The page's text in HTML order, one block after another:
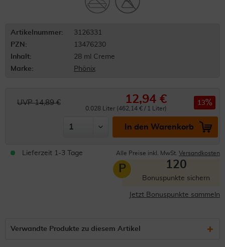
Artikelnummer:
3126331
PZN:
13476230
Inhalt:
28 ml Creme
Marke:
Phönix
UVP 14,89 € 12,94 €
0.028 Liter (462,14 € / 1 Liter)
13
In den Warenkorb
Lieferzeit 1-3 Tage Alle Preise inkl. MwSt. Versandkosten
P 120
Bonuspunkte sichern
Jetzt Bonuspunkte sammeln
Verwandte Produkte zu diesem Artikel